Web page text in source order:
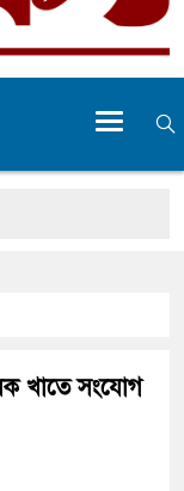
খাতে সংযোগ